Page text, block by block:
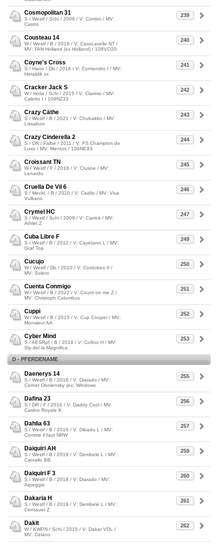
239
Cosmopolitan 31
S / Westf / Schi / 2006 / V: Contini / MV:
Castro
240
Cousteau 14
W / Westf / B / 2016 / V: Casscavelle NT /
MV: FAN Holland (ex Holland) / 108VO20
241
Coyne's Cross
S / Hann / Db / 2016 / V: Contendro I / MV:
Heraldik xx
242
Cracker Jack S
W / Holst / Schi / 2015 / V: Clarimo / MV:
Caletto I / 109NZ33
243
Crazy Cäthe
S / Westf / B / 2021 / V: Chubakko / MV:
Lissabon
244
Crazy Cinderella 2
S / DR / Falbe / 2011 / V: FS Champion de
Luxe / MV: Mentos / 106NE93
245
Croissant TN
W / Westf / F / 2018 / V: Crusoe / MV:
Lenardo
246
Cruella De Vil 6
S / Meckl. / B / 2020 / V: Cadilo / MV: Viva
Vulkano
247
Crymel HC
S / Westf / Schi / 2009 / V: Carrick / MV:
Athlet Z
249
Cuba Libre F
S / Westf / B / 2012 / V: Cayetano L / MV:
Graf Top
250
Cucujo
W / Westf / Db / 2010 / V: Cordobes II /
MV: Solero
251
Cuenta Conmigo
W / Westf / B / 2022 / V: Count on me Z /
MV: Christoph Columbus
252
Cuppi
W / Westf / B / 2015 / V: Cup Cooper / MV:
Monsieur AA
253
Cyber Mind
S / AESRpf / B / 2018 / V: Cofino H / MV:
Sly del la Magnifica
D - PFERDENAME
255
Daenerys 14
S / Westf / B / 2016 / V: Diarado / MV:
Cornet Obolensky (ex: Windows
256
Dafina 23
S / DR / F / 2016 / V: Daddy Cool / MV:
Casino Royale K
257
Dahlia 63
S / Westf / B / 2016 / V: Dibadu L / MV:
Comme il faut NRW
259
Daiquiri AH
S / Westf / B / 2019 / V: Dembelé L / MV:
Carvallo BB
260
Daiquiri F 3
S / Westf / B / 2018 / V: Diarado / MV:
Arpeggio
261
Dakaria H
S / Westf / B / 2019 / V: Dembelé L / MV:
Centauer Z
262
Dakit
W / KWPN / Schi / 2015 / V: Dakar VDL /
MV: Celano